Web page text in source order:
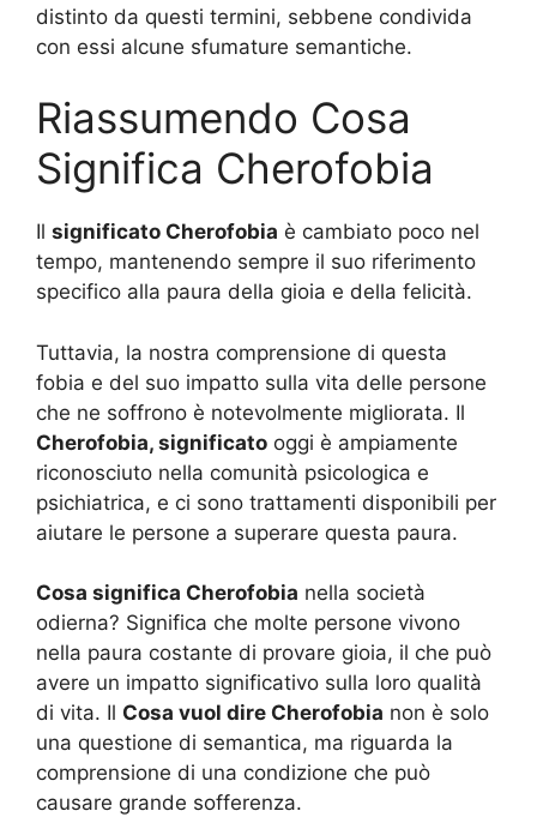
distinto da questi termini, sebbene condivida
con essi alcune sfumature semantiche.
Riassumendo Cosa
Significa Cherofobia
Il significato Cherofobia è cambiato poco nel
tempo, mantenendo sempre il suo riferimento
specifico alla paura della gioia e della felicità.
Tuttavia, la nostra comprensione di questa
fobia e del suo impatto sulla vita delle persone
che ne soffrono è notevolmente migliorata. Il
Cherofobia, significato oggi è ampiamente
riconosciuto nella comunità psicologica e
psichiatrica, e ci sono trattamenti disponibili per
aiutare le persone a superare questa paura.
Cosa significa Cherofobia nella società
odierna? Significa che molte persone vivono
nella paura costante di provare gioia, il che può
avere un impatto significativo sulla loro qualità
di vita. Il Cosa vuol dire Cherofobia non è solo
una questione di semantica, ma riguarda la
comprensione di una condizione che può
causare grande sofferenza.